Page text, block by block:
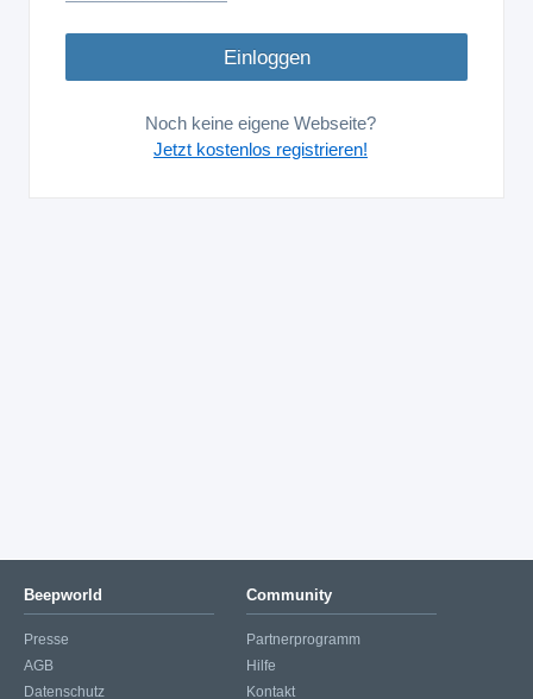
Noch keine eigene Webseite?
Jetzt kostenlos registrieren!
Beepworld
Presse
AGB
Datenschutz
Community
Partnerprogramm
Hilfe
Kontakt